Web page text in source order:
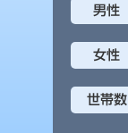
男性
女性
世帯数